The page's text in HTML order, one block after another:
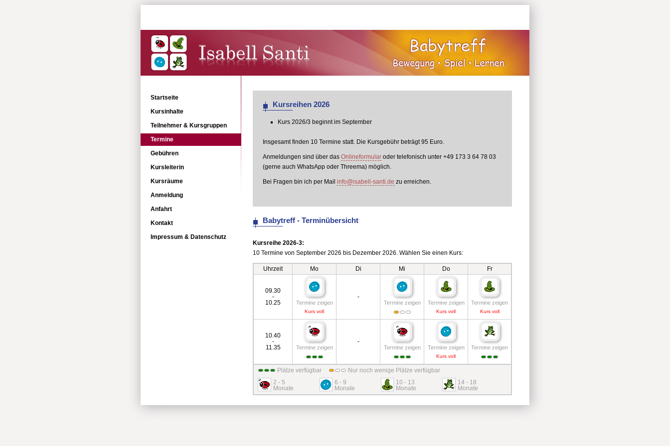
Startseite
Kursinhalte
Teilnehmer & Kursgruppen
Termine
Gebühren
Kursleiterin
Kursräume
Anmeldung
Anfahrt
Kontakt
Impressum & Datenschutz
Kursreihen 2026
Kurs 2026/3 beginnt im September
Insgesamt finden 10 Termine statt. Die Kursgebühr beträgt 95 Euro.
Anmeldungen sind über das Onlineformular oder telefonisch unter +49 173 3 64 78 03
(gerne auch WhatsApp oder Threema) möglich.
Bei Fragen bin ich per Mail info@isabell-santi.de zu erreichen.
Babytreff - Terminübersicht
Kursreihe 2026-3:
10 Termine von September 2026 bis Dezember 2026. Wählen Sie einen Kurs:
Uhrzeit Mo Di Mi Do Fr
09.30
-
10.25
Termine zeigen
Kurs voll
-
Termine zeigen Termine zeigen
Kurs voll
Termine zeigen
Kurs voll
10.40
-
11.35
Termine zeigen
-
Termine zeigen Termine zeigen
Kurs voll
Termine zeigen
Plätze verfügbar
Nur noch wenige Plätze verfügbar
2 - 5
Monate
6 - 9
Monate
10 - 13
Monate
14 - 18
Monate